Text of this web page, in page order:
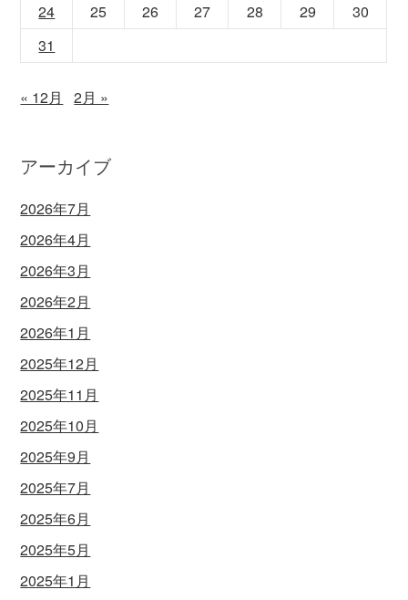
24
25 26 27 28 29
30
31
« 12月 2月 »
アーカイブ
2026年7月
2026年4月
2026年3月
2026年2月
2026年1月
2025年12月
2025年11月
2025年10月
2025年9月
2025年7月
2025年6月
2025年5月
2025年1月